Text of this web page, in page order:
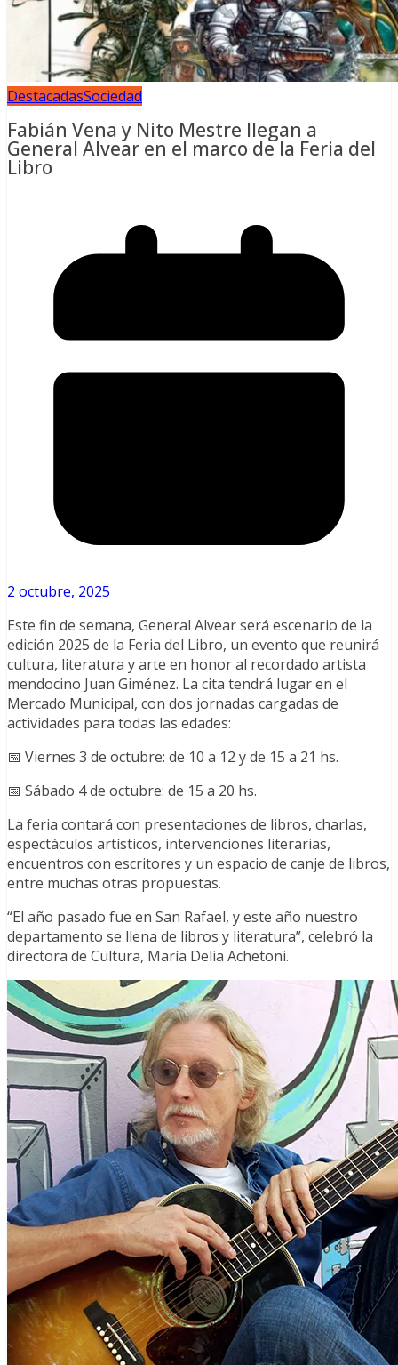
DestacadasSociedad
Fabián Vena y Nito Mestre llegan a
General Alvear en el marco de la Feria del
Libro
2 octubre, 2025
Este fin de semana, General Alvear será escenario de la
edición 2025 de la Feria del Libro, un evento que reunirá
cultura, literatura y arte en honor al recordado artista
mendocino Juan Giménez. La cita tendrá lugar en el
Mercado Municipal, con dos jornadas cargadas de
actividades para todas las edades:
📅 Viernes 3 de octubre: de 10 a 12 y de 15 a 21 hs.
📅 Sábado 4 de octubre: de 15 a 20 hs.
La feria contará con presentaciones de libros, charlas,
espectáculos artísticos, intervenciones literarias,
encuentros con escritores y un espacio de canje de libros,
entre muchas otras propuestas.
“El año pasado fue en San Rafael, y este año nuestro
departamento se llena de libros y literatura”, celebró la
directora de Cultura, María Delia Achetoni.